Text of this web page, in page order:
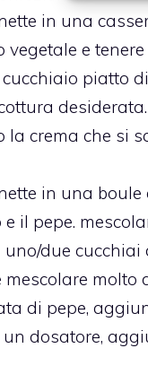
in una
vegetale e
piatto
la crema che si
in una
e il pepe.
uno/due
molto
di pepe,
dosatore,